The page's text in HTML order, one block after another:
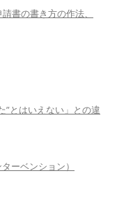
書の書き方の作法、
”とはいえない」との違
ーベンション）